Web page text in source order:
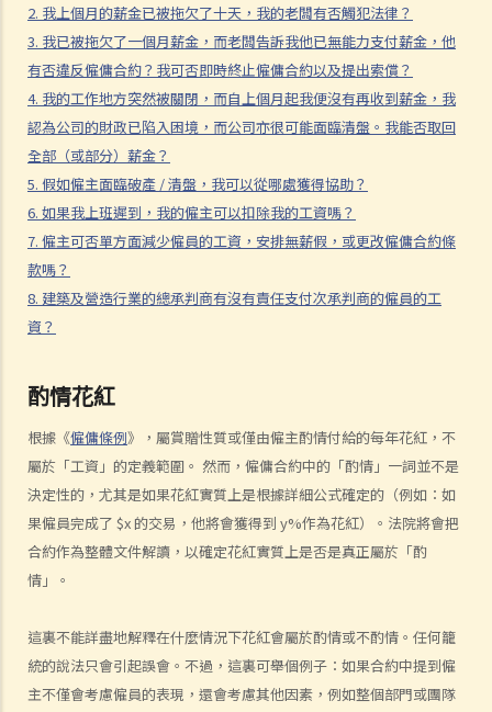
2. 我上個月的薪金已被拖欠了十天，我的老闆有否觸犯法律？
3. 我已被拖欠了一個月薪金，而老闆告訴我他已無能力支付薪金，他
有否違反僱傭合約？我可否即時終止僱傭合約以及提出索償？
4. 我的工作地方突然被關閉，而自上個月起我便沒有再收到薪金，我
認為公司的財政已陷入困境，而公司亦很可能面臨清盤。我能否取回
全部（或部分）薪金？
5. 假如僱主面臨破產 / 清盤，我可以從哪處獲得協助？
6. 如果我上班遲到，我的僱主可以扣除我的工資嗎？
7. 僱主可否單方面減少僱員的工資，安排無薪假，或更改僱傭合約條
款嗎？
8. 建築及營造行業的總承判商有沒有責任支付次承判商的僱員的工
資？
酌情花紅
根據《僱傭條例》，屬賞贈性質或僅由僱主酌情付給的每年花紅，不
屬於「工資」的定義範圍。 然而，僱傭合約中的「酌情」一詞並不是
決定性的，尤其是如果花紅實質上是根據詳細公式確定的（例如：如
果僱員完成了 $x 的交易，他將會獲得到 y%作為花紅）。法院將會把
合約作為整體文件解讀，以確定花紅實質上是否是真正屬於「酌
情」。
這裏不能詳盡地解釋在什麼情況下花紅會屬於酌情或不酌情。任何籠
統的說法只會引起誤會。不過，這裏可舉個例子：如果合約中提到僱
主不僅會考慮僱員的表現，還會考慮其他因素，例如整個部門或團隊
2. 發出通知終止合約
2. 違例及刑罰
3. 代通知金
6. 暫停僱用
9. 不當地終止合約
1. 不合理解僱
1. 僱傭合約終止後的限制條款
2. 不合理更改僱傭合約條款
3. 不合理及不合法解僱
4. 不合理解僱的補償
2. 我懷疑公司內某銷售員不斷將客戶資料給予本公司的競爭對手，所以
他？
此工作與我的職責不符，而老闆亦沒有在我面試時說明此項職責。我可
否不給予他預先通知（或代通知金）而辭職？
3. 僱員幾日沒有上班，但沒有給予理由，僱主可否即時解僱？
4. 我將會以其中一個「有效的解僱理由」 解僱我的職員。我是否需要給
予他預先通知或代通知金？
5. 假如我（作為一名僱員）現正面對「不合理解僱」或「不合理地更改
6. 假如我被老闆不合理及不合法地解僱，我怎樣保障自己的權利？